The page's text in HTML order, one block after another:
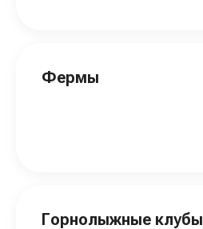
Фермы
Горнолыжные клубы